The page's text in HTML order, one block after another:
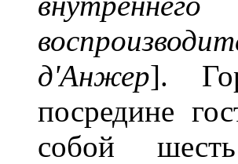
д'Анжер].
посредине
собой